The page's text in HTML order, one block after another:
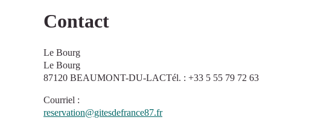
Contact
Le Bourg
Le Bourg
87120 BEAUMONT-DU-LACTél. : +33 5 55 79 72 63
Courriel :
reservation@gitesdefrance87.fr